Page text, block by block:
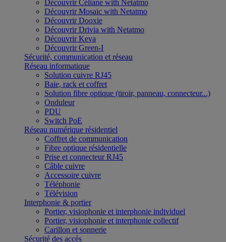
Découvrir Céliane with Netatmo
Découvrir Mosaic with Netatmo
Découvrir Dooxie
Découvrir Drivia with Netatmo
Découvrir Keva
Découvrir Green-I
Sécurité, communication et réseau
Réseau informatique
Solution cuivre RJ45
Baie, rack et coffret
Solution fibre optique (tiroir, panneau, connecteur...)
Onduleur
PDU
Switch PoE
Réseau numérique résidentiel
Coffret de communication
Fibre optique résidentielle
Prise et connecteur RJ45
Câble cuivre
Accessoire cuivre
Téléphonie
Télévision
Interphonie & portier
Portier, visiophonie et interphonie individuel
Portier, visiophonie et interphonie collectif
Carillon et sonnerie
Sécurité des accès